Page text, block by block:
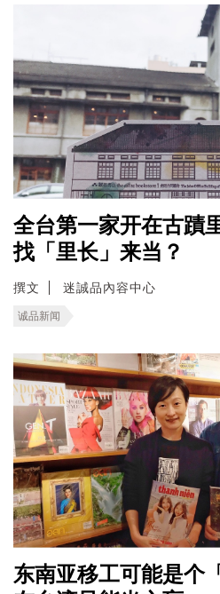
全台第一家开在古蹟
找「里长」来当？
撰文 迷誠品內容中心
诚品新闻
东南亚移工可能是个